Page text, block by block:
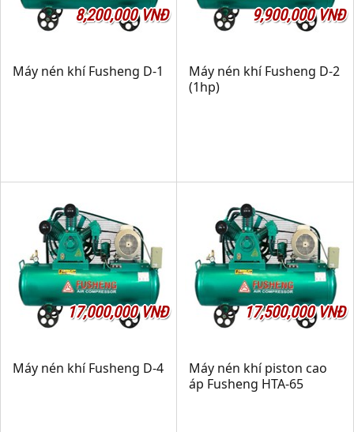
8,200,000 VNĐ
Máy nén khí Fusheng D-1
9,900,000 VNĐ
Máy nén khí Fusheng D-2
(1hp)
17,000,000 VNĐ
Máy nén khí Fusheng D-4
17,500,000 VNĐ
Máy nén khí piston cao
áp Fusheng HTA-65